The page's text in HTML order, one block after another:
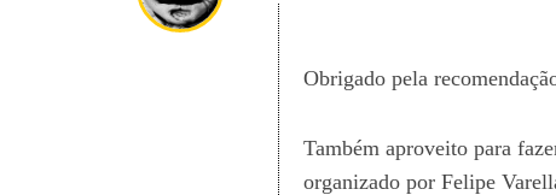
y
s
:
Obrigado pela
Também aproveito para
organizado por Felipe